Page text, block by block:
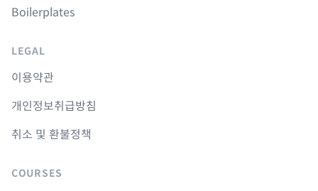
Boilerplates
LEGAL
이용약관
개인정보취급방침
취소 및 환불정책
COURSES